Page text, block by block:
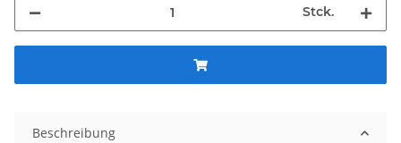
Stck.
Beschreibung